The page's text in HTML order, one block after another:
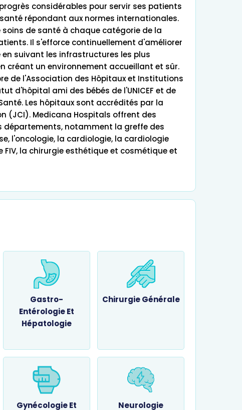
considérables pour servir ses patients
répondant aux normes internationales.
soins de santé à chaque catégorie de la
Il s'efforce continuellement d'améliorer
suivant les infrastructures les plus
créant un environnement accueillant et sûr.
de l'Association des Hôpitaux et Institutions
d'hôpital ami des bébés de l'UNICEF et de
Les hôpitaux sont accrédités par la
(JCI). Medicana Hospitals offrent des
départements, notamment la greffe des
l'oncologie, la cardiologie, la cardiologie
la chirurgie esthétique et cosmétique et
Gastro-
Entérologie Et
Hépatologie
Chirurgie Générale
Gynécologie Et
Neurologie